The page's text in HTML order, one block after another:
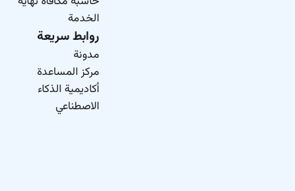
الخدمة
روابط سريعة
مدونة
مركز المساعدة
أكاديمية الذكاء
الاصطناعي